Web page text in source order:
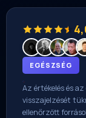
EGÉSZSÉG
Az értékelés és az
visszajelzését
ellenőrzött